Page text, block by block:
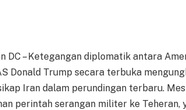
DC – Ketegangan diplomatik antara
Donald Trump secara terbuka
Iran dalam perundingan terbaru.
perintah serangan militer ke Teheran,